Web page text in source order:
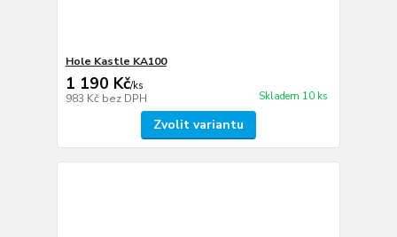
Hole Kastle KA100
1 190 Kč/ks
983 Kč bez DPH Skladem 10 ks
Zvolit variantu